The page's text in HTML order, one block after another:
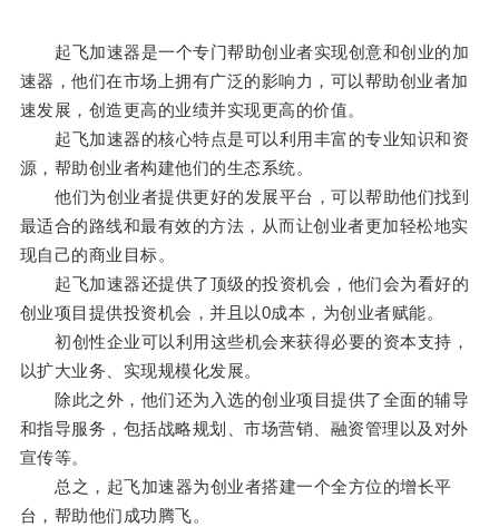
起飞加速器是一个专门帮助创业者实现创意和创业的加
速器，他们在市场上拥有广泛的影响力，可以帮助创业者加
速发展，创造更高的业绩并实现更高的价值。
起飞加速器的核心特点是可以利用丰富的专业知识和资
源，帮助创业者构建他们的生态系统。
他们为创业者提供更好的发展平台，可以帮助他们找到
最适合的路线和最有效的方法，从而让创业者更加轻松地实
现自己的商业目标。
起飞加速器还提供了顶级的投资机会，他们会为看好的
创业项目提供投资机会，并且以0成本，为创业者赋能。
初创性企业可以利用这些机会来获得必要的资本支持，
以扩大业务、实现规模化发展。
除此之外，他们还为入选的创业项目提供了全面的辅导
和指导服务，包括战略规划、市场营销、融资管理以及对外
宣传等。
总之，起飞加速器为创业者搭建一个全方位的增长平
台，帮助他们成功腾飞。